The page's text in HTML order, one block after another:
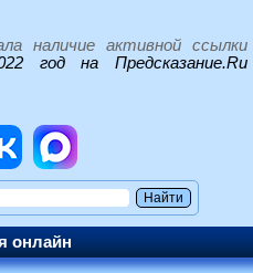
наличие активной ссылки
год на Предсказание.Ru
онлайн